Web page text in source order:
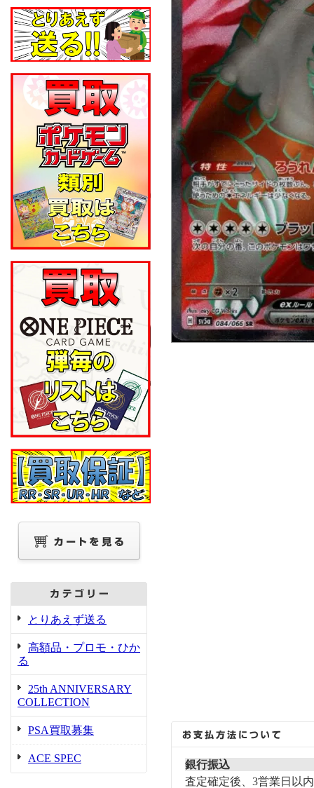
とりあえず送る
高額品・プロモ・ひか
る
25th ANNIVERSARY
COLLECTION
PSA買取募集
ACE SPEC
銀行振込
査定確定後、3営業日以